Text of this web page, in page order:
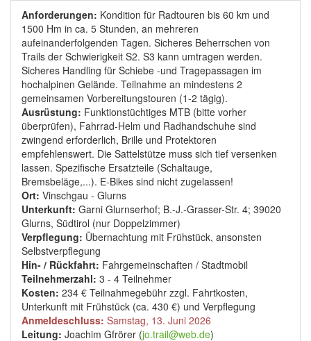
Anforderungen: Kondition für Radtouren bis 60 km und
1500 Hm in ca. 5 Stunden, an mehreren
aufeinanderfolgenden Tagen. Sicheres Beherrschen von
Trails der Schwierigkeit S2. S3 kann umtragen werden.
Sicheres Handling für Schiebe -und Tragepassagen im
hochalpinen Gelände. Teilnahme an mindestens 2
gemeinsamen Vorbereitungstouren (1-2 tägig).
Ausrüstung: Funktionstüchtiges MTB (bitte vorher
überprüfen), Fahrrad-Helm und Radhandschuhe sind
zwingend erforderlich, Brille und Protektoren
empfehlenswert. Die Sattelstütze muss sich tief versenken
lassen. Spezifische Ersatzteile (Schaltauge,
Bremsbeläge,...). E-Bikes sind nicht zugelassen!
Ort: Vinschgau - Glurns
Unterkunft: Garni Glurnserhof; B.-J.-Grasser-Str. 4; 39020
Glurns, Südtirol (nur Doppelzimmer)
Verpflegung: Übernachtung mit Frühstück, ansonsten
Selbstverpflegung
Hin- / Rückfahrt: Fahrgemeinschaften / Stadtmobil
Teilnehmerzahl: 3 - 4 Teilnehmer
Kosten: 234 € Teilnahmegebühr zzgl. Fahrtkosten,
Unterkunft mit Frühstück (ca. 430 €) und Verpflegung
Anmeldeschluss: Samstag, 13. Juni 2026
Leitung: Joachim Gfrörer (jo.trail@web.de)